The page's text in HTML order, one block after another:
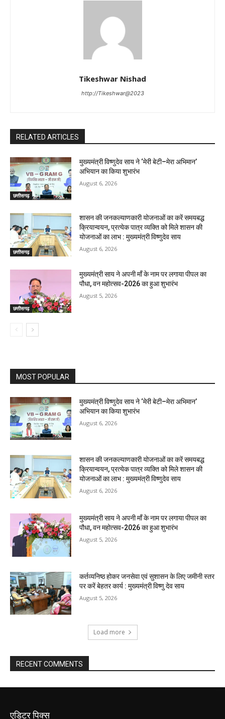
Tikeshwar Nishad
http://Tikeshwar@2023
RELATED ARTICLES
छत्तीसगढ़
मुख्यमंत्री विष्णुदेव साय ने ‘मेरी बेटी–मेरा अभिमान’
अभियान का किया शुभारंभ
August 6, 2026
छत्तीसगढ़
शासन की जनकल्याणकारी योजनाओं का करें समयबद्ध
क्रियान्वयन, प्रत्येक पात्र व्यक्ति को मिले शासन की
योजनाओं का लाभ : मुख्यमंत्री विष्णुदेव साय
August 6, 2026
छत्तीसगढ़
मुख्यमंत्री साय ने अपनी माँ के नाम पर लगाया पीपल का
पौधा, वन महोत्सव-2026 का हुआ शुभारंभ
August 5, 2026
MOST POPULAR
मुख्यमंत्री विष्णुदेव साय ने ‘मेरी बेटी–मेरा अभिमान’
अभियान का किया शुभारंभ
August 6, 2026
शासन की जनकल्याणकारी योजनाओं का करें समयबद्ध
क्रियान्वयन, प्रत्येक पात्र व्यक्ति को मिले शासन की
योजनाओं का लाभ : मुख्यमंत्री विष्णुदेव साय
August 6, 2026
मुख्यमंत्री साय ने अपनी माँ के नाम पर लगाया पीपल का
पौधा, वन महोत्सव-2026 का हुआ शुभारंभ
August 5, 2026
कर्तव्यनिष्ठ होकर जनसेवा एवं सुशासन के लिए जमीनी स्तर
पर करें बेहतर कार्य : मुख्यमंत्री विष्णु देव साय
August 5, 2026
Load more
RECENT COMMENTS
एडिटर पिक्स